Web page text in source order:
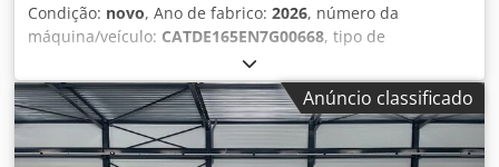
Condição: novo, Ano de fabrico: 2026, número da
máquina/veículo: CATDE165EN7G00668, tipo de
, fabricante de motores:
C7.1, Uso pretendido: construção civil Peso vazio: 1.926 kg
Potência do gerador: 165 kVA Dimensões do
compartimento de carga: 334 x 117 x 175 cm Certificação
CE: sim Volume do tanque de água: 325 l Entre em contato
Anúncio classificado